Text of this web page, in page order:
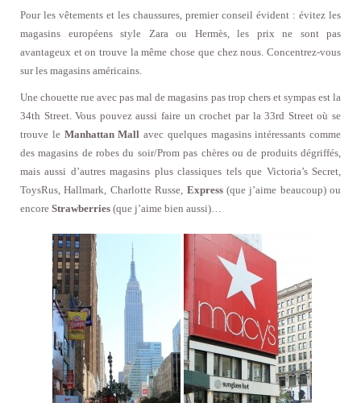
Pour les vêtements et les chaussures, premier conseil évident : évitez les
magasins européens style Zara ou Hermès, les prix ne sont pas
avantageux et on trouve la même chose que chez nous. Concentrez-vous
sur les magasins américains.
Une chouette rue avec pas mal de magasins pas trop chers et sympas est la
34th Street. Vous pouvez aussi faire un crochet par la 33rd Street où se
trouve le Manhattan Mall avec quelques magasins intéressants comme
des magasins de robes du soir/Prom pas chères ou de produits dégriffés,
mais aussi d’autres magasins plus classiques tels que Victoria’s Secret,
ToysRus, Hallmark, Charlotte Russe, Express(que j’aime beaucoup) ou
encore Strawberries (que j’aime bien aussi)…